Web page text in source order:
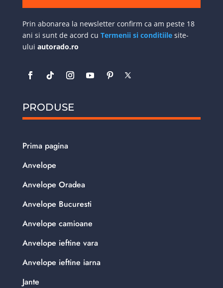
Prin abonarea la newsletter confirm ca am peste 18
ani si sunt de acord cu Termenii si conditiilesite-
ului autorado.ro
PRODUSE
Prima pagina
Anvelope
Anvelope Oradea
Anvelope Bucuresti
Anvelope camioane
Anvelope ieftine vara
Anvelope ieftine iarna
Jante